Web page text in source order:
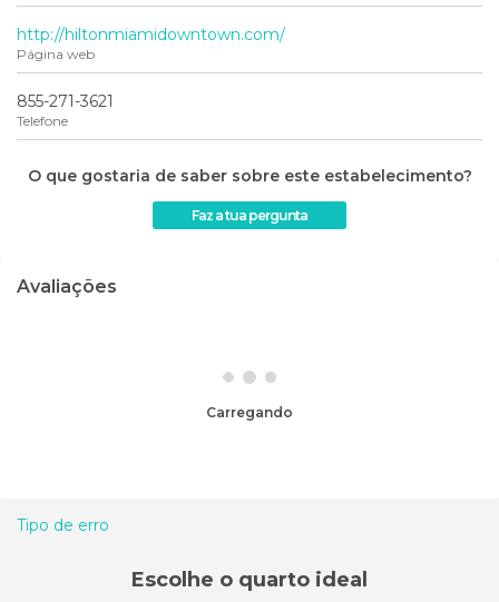
http://hiltonmiamidowntown.com/
Página web
855-271-3621
Telefone
O que gostaria de saber sobre este estabelecimento?
Faz a tua pergunta
Avaliações
Carregando
Tipo de erro
Escolhe o quarto ideal